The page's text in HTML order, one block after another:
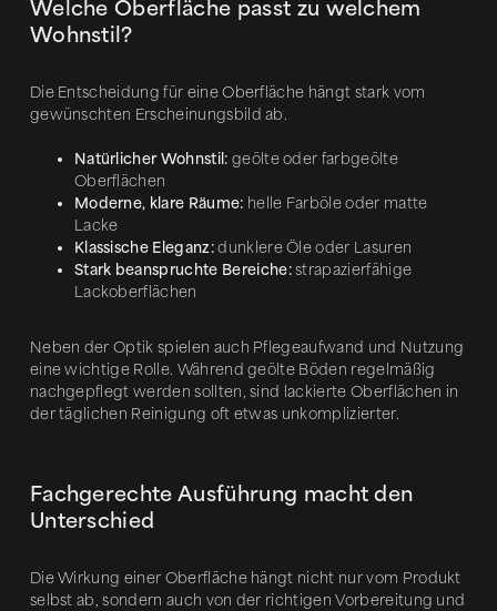
Welche Oberfläche passt zu welchem
Wohnstil?
Die Entscheidung für eine Oberfläche hängt stark vom
gewünschten Erscheinungsbild ab.
Natürlicher Wohnstil: geölte oder farbgeölte
Oberflächen
Moderne, klare Räume: helle Farböle oder matte
Lacke
Klassische Eleganz:dunklere Öle oder Lasuren
Stark beanspruchte Bereiche:strapazierfähige
Lackoberflächen
Neben der Optik spielen auch Pflegeaufwand und Nutzung
eine wichtige Rolle. Während geölte Böden regelmäßig
nachgepflegt werden sollten, sind lackierte Oberflächen in
der täglichen Reinigung oft etwas unkomplizierter.
Fachgerechte Ausführung macht den
Unterschied
Die Wirkung einer Oberfläche hängt nicht nur vom Produkt
selbst ab, sondern auch von der richtigen Vorbereitung und